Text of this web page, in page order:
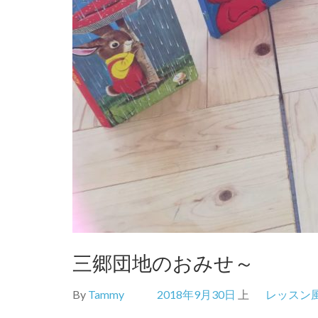
三郷団地のおみせ～
By Tammy 2018年9月30日 上 レッスン